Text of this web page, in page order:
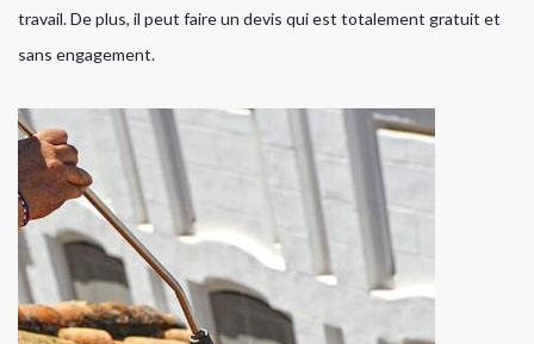
travail. De plus, il peut faire un devis qui est totalement gratuit et
sans engagement.